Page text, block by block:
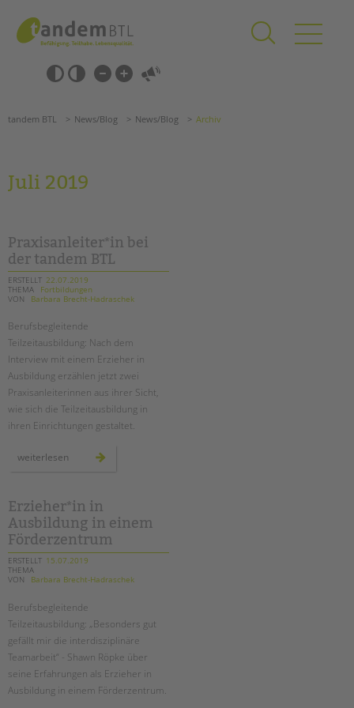
springen
Barrierefrei-
Einstellungen
überspringen
überspringen
Förderzentren
Kollegs
EFöB
Schulbezogene Sozialarbeit
HILFEN ZUR ERZIEHUNG
EINGLIEDERUNGSHILFE
BETREUTES WOHNEN
TANDEM BTL AKADEMIE
Seminarkalender
Seminarräume
STADTTEILARBEIT
Bereiche im Überblick
Kinder- und Jugendschutz
Unsere Videos
Gesellschafter VdK
schoolcoach BTL
Suchen
tandem BTL News/Blog News/Blog Archiv
Juli 2019
Praxisanleiter*in bei
der tandem BTL
ERSTELLT 22.07.2019
THEMA
Fortbildungen
VON
Barbara Brecht-Hadraschek
Berufsbegleitende
Teilzeitausbildung: Nach dem
Interview mit einem Erzieher in
Ausbildung erzählen jetzt zwei
Praxisanleiterinnen aus ihrer Sicht,
wie sich die Teilzeitausbildung in
ihren Einrichtungen gestaltet.
weiterlesen praxisanleiter*in
Erzieher*in in
Ausbildung in einem
Förderzentrum
ERSTELLT 15.07.2019
THEMA
VON
Barbara Brecht-Hadraschek
Berufsbegleitende
Teilzeitausbildung: „Besonders gut
gefällt mir die interdisziplinäre
Teamarbeit“ - Shawn Röpke über
seine Erfahrungen als Erzieher in
Ausbildung in einem Förderzentrum.